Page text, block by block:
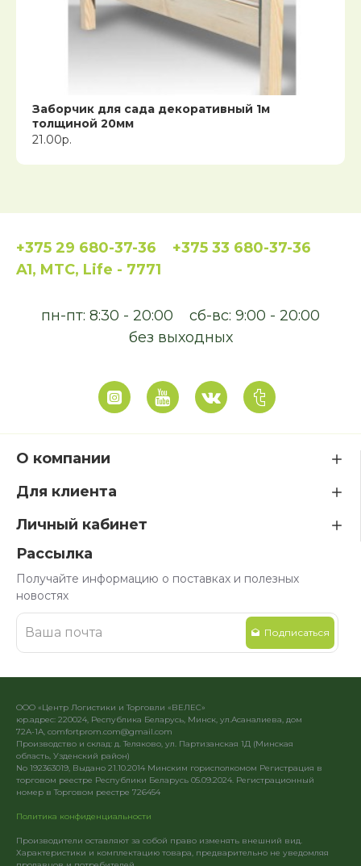
Заборчик для сада декоративный 1м
толщиной 20мм
21.00р.
+375 29 680-37-36
+375 33 680-37-36
A1, MTC, Life - 7771
пн-пт: 8:30 - 20:00
сб-вс: 9:00 - 20:00
без выходных
О компании
Для клиента
Личный кабинет
Рассылка
Получайте информацию о поставках и полезных
новостях
Подписаться
ООО «Центр Логистики и Торговли «ВЕЛЕС»
юр.адрес: 220024, Республика Беларусь, Минск, ул.Асаналиева, дом
72А-1А, comfortprom.com@gmail.com
Производство и склад: д. Теляково, ул. Партизанская 1Д (Минская
область, Узденский район)
No 192363019, Выдано 21.10.2014 Минским горисполкомом Регистрация в
торговом реестре Республики Беларусь 05.09.2024. Регистрационный
номер в Торговом реестре 726454
Политика конфиденциальности
Производители оставляют за собой право изменять внешний вид.
Характеристики и комплектацию товара, предварительно не уведомляя